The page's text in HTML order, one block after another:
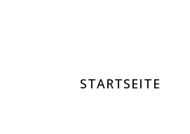
STARTSEITE